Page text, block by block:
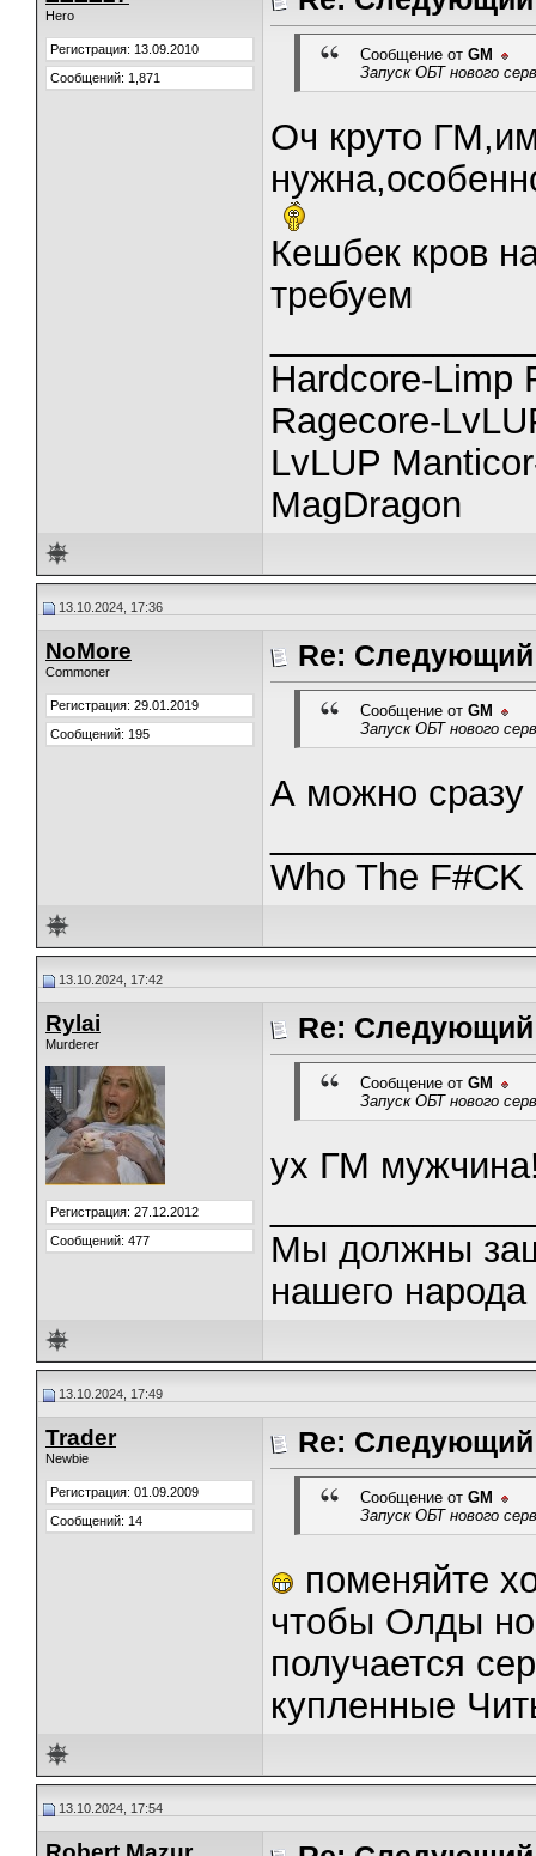
Hero
Регистрация: 13.09.2010
Сообщений: 1,871
Сообщение от GM
Запуск ОБТ нового
Оч круто
Кешбек кров
требуем
Hardcore-Limp
Ragecore-
LvLUP
MagDragon
13.10.2024, 17:36
NoMore
Commoner
Регистрация: 29.01.2019
Сообщений: 195
Re: Следующий
Сообщение от GM
Запуск ОБТ нового
А можно сразу
Who The
13.10.2024, 17:42
Rylai
Murderer
Регистрация: 27.12.2012
Сообщений: 477
Re: Следующий
Сообщение от GM
Запуск ОБТ нового
ух ГМ
Мы должны
нашего
13.10.2024, 17:49
Trader
Newbie
Регистрация: 01.09.2009
Сообщений: 14
Re: Следующий
Сообщение от GM
Запуск ОБТ нового
поменяйте
чтобы Олды
получается
купленные
13.10.2024, 17:54